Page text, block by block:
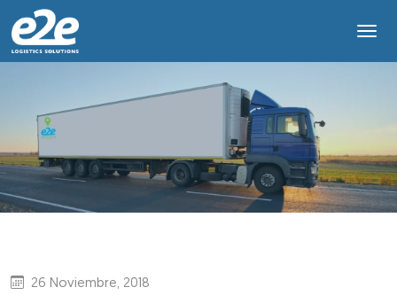
26 Noviembre, 2018